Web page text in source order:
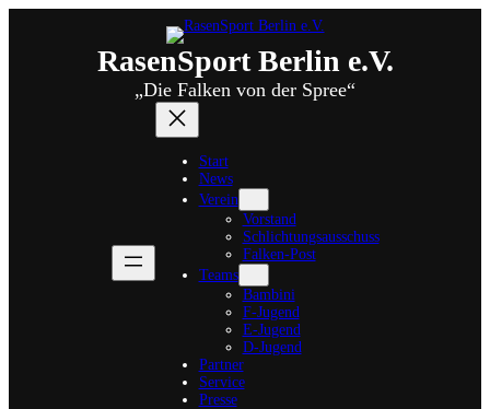
RasenSport Berlin e.V.
„Die Falken von der Spree“
Start
News
Verein
Vorstand
Schlichtungsausschuss
Falken-Post
Teams
Bambini
F-Jugend
E-Jugend
D-Jugend
Partner
Service
Presse